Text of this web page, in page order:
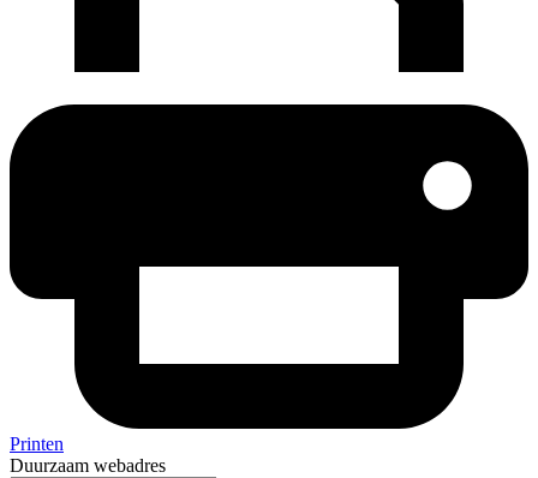
Printen
Duurzaam webadres